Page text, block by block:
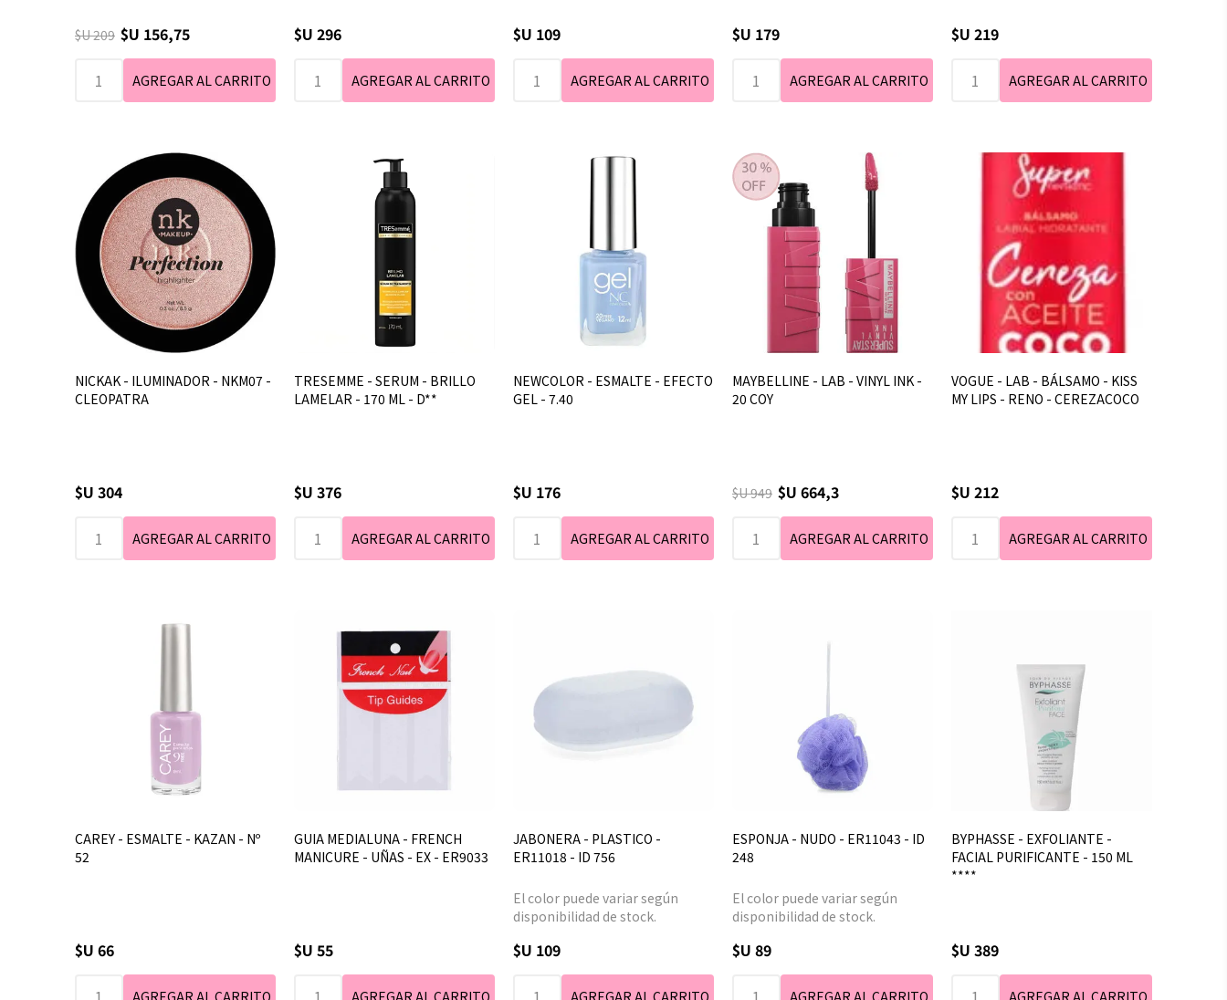
$U 209 $U 156,75 $U 296 $U 109 $U 179 $U 219
NICKAK - ILUMINADOR - NKM07 -
CLEOPATRA
$U 304
TRESEMME - SERUM - BRILLO
LAMELAR - 170 ML - D**
$U 376
NEWCOLOR - ESMALTE - EFECTO
GEL - 7.40
$U 176
MAYBELLINE - LAB - VINYL INK -
20 COY
$U 949 $U 664,3
VOGUE - LAB - BÁLSAMO - KISS
MY LIPS - RENO - CEREZACOCO
$U 212
CAREY - ESMALTE - KAZAN - Nº
52
$U 66
GUIA MEDIALUNA - FRENCH
MANICURE - UÑAS - EX - ER9033
$U 55
JABONERA - PLASTICO -
ER11018 - ID 756
El color puede variar según
disponibilidad de stock.
$U 109
ESPONJA - NUDO - ER11043 - ID
248
El color puede variar según
disponibilidad de stock.
$U 89
BYPHASSE - EXFOLIANTE -
FACIAL PURIFICANTE - 150 ML
****
$U 389